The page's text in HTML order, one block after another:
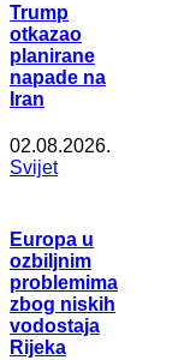
Trump
otkazao
planirane
napade na
Iran
02.08.2026.
Svijet
Europa u
ozbiljnim
problemima
zbog niskih
vodostaja
Rijeka